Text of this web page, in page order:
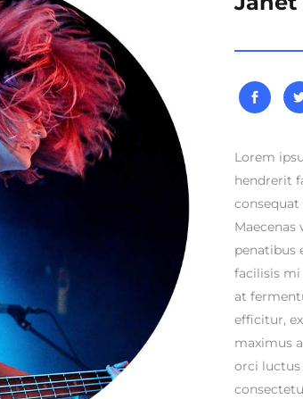
Lorem
hendrerit
consequat
penatibus
facilisis
at
efficitur,
maximus
orci luctus